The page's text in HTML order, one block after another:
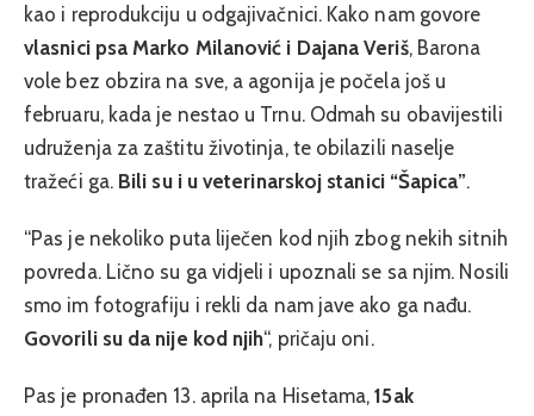
kao i reprodukciju u odgajivačnici. Kako nam govore
vlasnici psa Marko Milanović i Dajana Veriš, Barona
vole bez obzira na sve, a agonija je počela još u
februaru, kada je nestao u Trnu. Odmah su obavijestili
udruženja za zaštitu životinja, te obilazili naselje
tražeći ga. Bili su i u veterinarskoj stanici “Šapica”.
“Pas je nekoliko puta liječen kod njih zbog nekih sitnih
povreda. Lično su ga vidjeli i upoznali se sa njim. Nosili
smo im fotografiju i rekli da nam jave ako ga nađu.
Govorili su da nije kod njih“, pričaju oni.
Pas je pronađen 13. aprila na Hisetama,15ak